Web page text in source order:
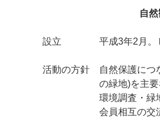
自
設立 平成3年2月。Ｎ
活動の方針 自然保護につ
の緑地)を主要なフィ
環境調査・緑地保全
会員相互の交流を深め